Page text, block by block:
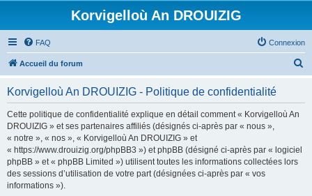
Korvigelloù An DROUIZIG
FAQ Connexion
Accueil du forum
Korvigelloù An DROUIZIG - Politique de confidentialité
Cette politique de confidentialité explique en détail comment « Korvigelloù An
DROUIZIG » et ses partenaires affiliés (désignés ci-après par « nous »,
« notre », « nos », « Korvigelloù An DROUIZIG » et
« https://www.drouizig.org/phpBB3 ») et phpBB (désigné ci-après par « logiciel
phpBB » et « phpBB Limited ») utilisent toutes les informations collectées lors
des sessions d’utilisation de votre part (désignées ci-après par « vos
informations »).